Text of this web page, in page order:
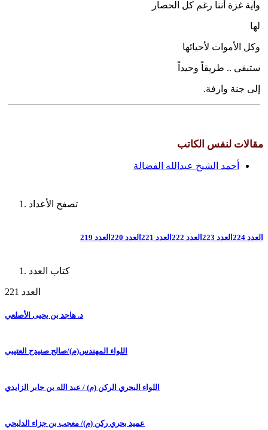
وآية غزة أننا رغم كل الحصار
لها
وكل الأموات لأحيائها
ستبقى .. طريقاً وحيداً
إلى جنة وارفة.
مقالات لنفس الكاتب
أحمد الشيخ عبدالله الفضالة
تصفح الأعداد
العدد 224 العدد 223 العدد 222 العدد 221 العدد 220 العدد 219
كتاب العدد
العدد 221
د. هاجد بن يحيى الأصلعي
اللواء المهندس(م)/صالح صنيدح العتيبي
اللواء البحري الركن (م) / عبد الله بن جابر الزايدي
عميد بحري ركن (م)/ معجب بن جزاء الدلبحي